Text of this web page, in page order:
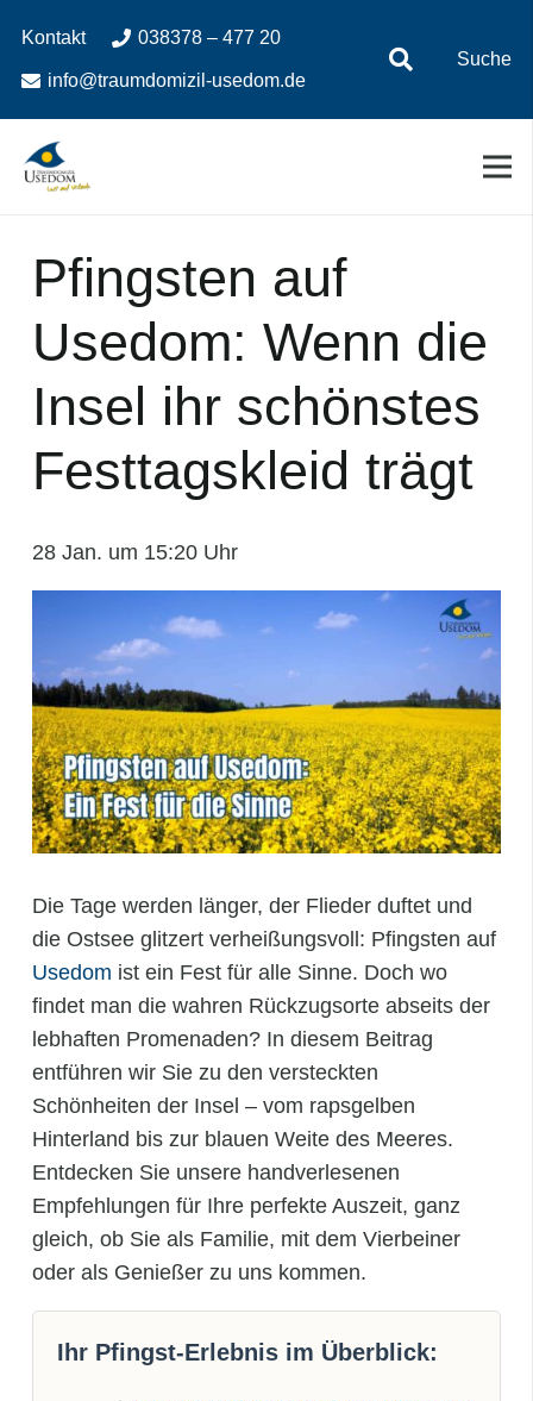
Inhalt
springen
Navigation
springen
Kontakt 038378 – 477 20
info@traumdomizil-usedom.de
Suche
Pfingsten auf
Usedom: Wenn die
Insel ihr schönstes
Festtagskleid trägt
28 Jan. um 15:20 Uhr
Die Tage werden länger, der Flieder duftet und
die Ostsee glitzert verheißungsvoll: Pfingsten auf
Usedom ist ein Fest für alle Sinne. Doch wo
findet man die wahren Rückzugsorte abseits der
lebhaften Promenaden? In diesem Beitrag
entführen wir Sie zu den versteckten
Schönheiten der Insel – vom rapsgelben
Hinterland bis zur blauen Weite des Meeres.
Entdecken Sie unsere handverlesenen
Empfehlungen für Ihre perfekte Auszeit, ganz
gleich, ob Sie als Familie, mit dem Vierbeiner
oder als Genießer zu uns kommen.
Ihr Pfingst-Erlebnis im Überblick: